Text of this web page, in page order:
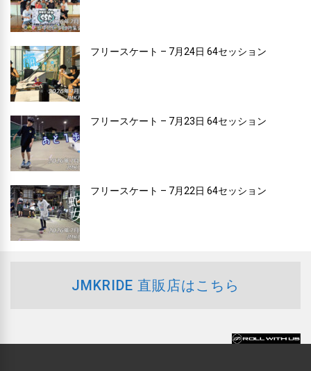
フリースケート – 7月24日 64セッション
フリースケート – 7月23日 64セッション
フリースケート – 7月22日 64セッション
JMKRIDE 直販店はこちら